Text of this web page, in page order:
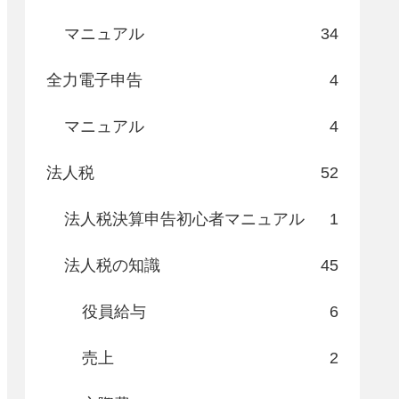
マニュアル 34
全力電子申告 4
マニュアル 4
法人税 52
法人税決算申告初心者マニュアル 1
法人税の知識 45
役員給与 6
売上 2